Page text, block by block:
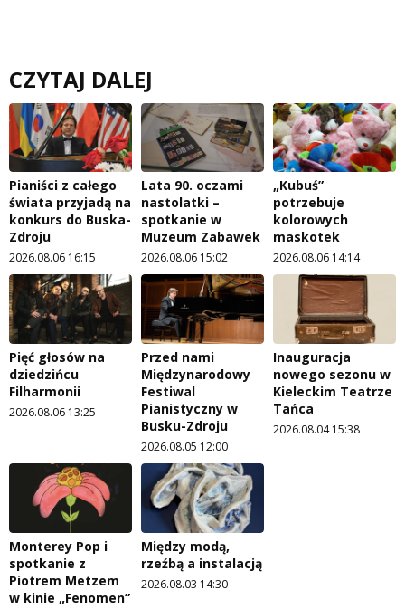
CZYTAJ DALEJ
Pianiści z całego
świata przyjadą na
konkurs do Buska-
Zdroju
2026.08.06 16:15
Lata 90. oczami
nastolatki –
spotkanie w
Muzeum Zabawek
2026.08.06 15:02
„Kubuś”
potrzebuje
kolorowych
maskotek
2026.08.06 14:14
Pięć głosów na
dziedzińcu
Filharmonii
2026.08.06 13:25
Przed nami
Międzynarodowy
Festiwal
Pianistyczny w
Busku-Zdroju
2026.08.05 12:00
Inauguracja
nowego sezonu w
Kieleckim Teatrze
Tańca
2026.08.04 15:38
Monterey Pop i
spotkanie z
Piotrem Metzem
w kinie „Fenomen”
Między modą,
rzeźbą a instalacją
2026.08.03 14:30